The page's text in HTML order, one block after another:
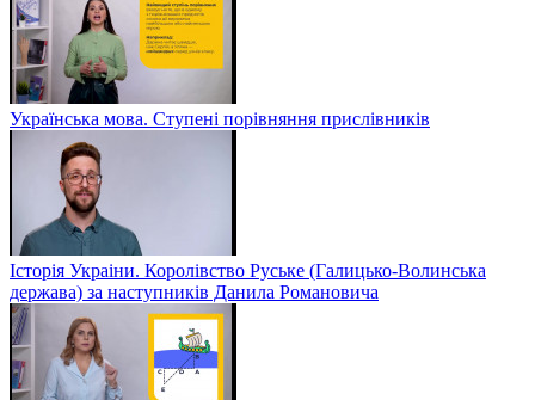
Українська мова. Ступені порівняння прислівників
Історія Украіни. Королівство Руське (Галицько-Волинська
держава) за наступників Данила Романовича